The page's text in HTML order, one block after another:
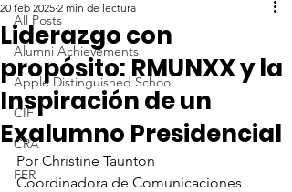
All Posts
Alumni Achievements
Apple Distinguished School
CIF
CRA
FER
Liderazgo con
propósito: RMUNXX y la
Inspiración de un
Exalumno Presidencial
20 feb 2025 2 min de lectura
Por Christine Taunton
Coordinadora de Comunicaciones